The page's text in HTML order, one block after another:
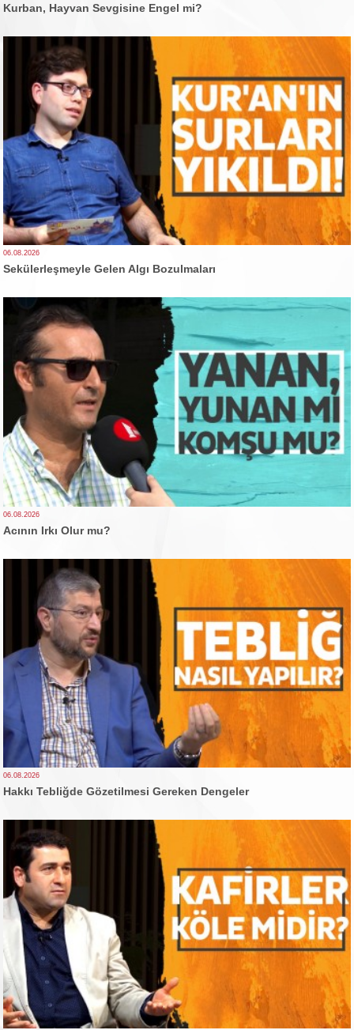
Kurban, Hayvan Sevgisine Engel mi?
06.08.2026
Sekülerleşmeyle Gelen Algı Bozulmaları
06.08.2026
Acının Irkı Olur mu?
06.08.2026
Hakkı Tebliğde Gözetilmesi Gereken Dengeler